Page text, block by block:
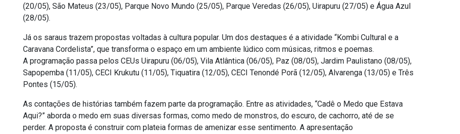
(20/05), São Mateus (23/05), Parque Novo Mundo (25/05), Parque Veredas (26/05), Uirapuru (27/05) e Água Azul
(28/05).
Já os saraus trazem propostas voltadas à cultura popular. Um dos destaques é a atividade “Kombi Cultural e a
Caravana Cordelista”, que transforma o espaço em um ambiente lúdico com músicas, ritmos e poemas.
A programação passa pelos CEUs Uirapuru (06/05), Vila Atlântica (06/05), Paz (08/05), Jardim Paulistano (08/05),
Sapopemba (11/05), CECI Krukutu (11/05), Tiquatira (12/05), CECI Tenondé Porã (12/05), Alvarenga (13/05) e Três
Pontes (15/05).
As contações de histórias também fazem parte da programação. Entre as atividades, “Cadê o Medo que Estava
Aqui?” aborda o medo em suas diversas formas, como medo de monstros, do escuro, de cachorro, até de se
perder. A proposta é construir com plateia formas de amenizar esse sentimento. A apresentação